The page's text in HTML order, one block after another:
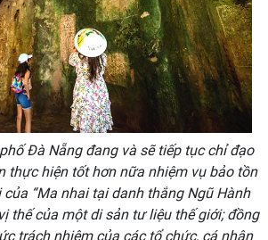
Đà Nẵng đang và sẽ tiếp tục chỉ đạo
thực hiện tốt hơn nữa nhiệm vụ bảo tồn
“Ma nhai tại danh thắng Ngũ Hành
thế của một di sản tư liệu thế giới; đồng
trách nhiệm của các tổ chức, cá nhân